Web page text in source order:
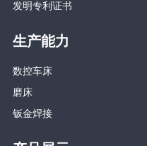
发明专利证书
生产能力
数控车床
磨床
钣金焊接